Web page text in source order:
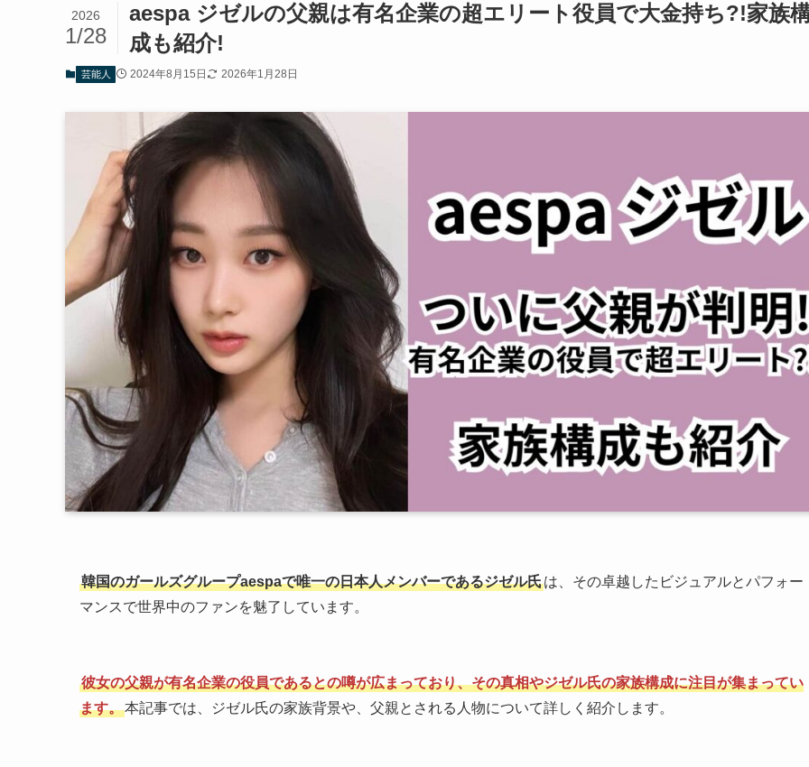
aespa ジゼルの父親は有名企業の超エリート役員で大金持ち?!家族
成も紹介!
2026
1/28
芸能人 2024年8月15日 2026年1月28日
韓国のガールズグループaespaで唯一の日本人メンバーであるジゼル氏は、その卓越したビジュアルとパフォー
マンスで世界中のファンを魅了しています。
彼女の父親が有名企業の役員であるとの噂が広まっており、その真相やジゼル氏の家族構成に注目が集まってい
ます。本記事では、ジゼル氏の家族背景や、父親とされる人物について詳しく紹介します。